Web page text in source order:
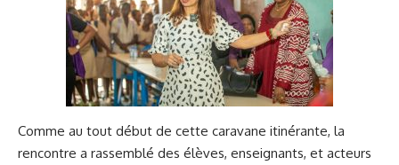
Comme au tout début de cette caravane itinérante, la
rencontre a rassemblé des élèves, enseignants, et acteurs